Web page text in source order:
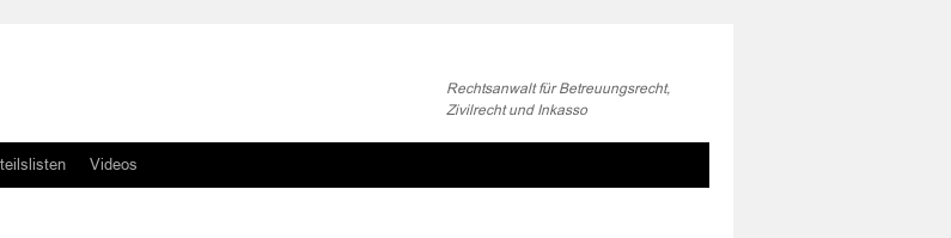
Rechtsanwalt für Betreuungsrecht,
Zivilrecht und Inkasso
Videos